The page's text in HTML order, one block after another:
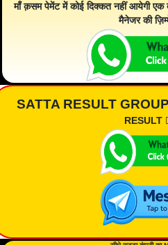
माँ क़सम पेमेंट में कोई दिक्कत नहीं आयेगी एक
मैनेजर की
SATTA RESULT GROUP
RESULT